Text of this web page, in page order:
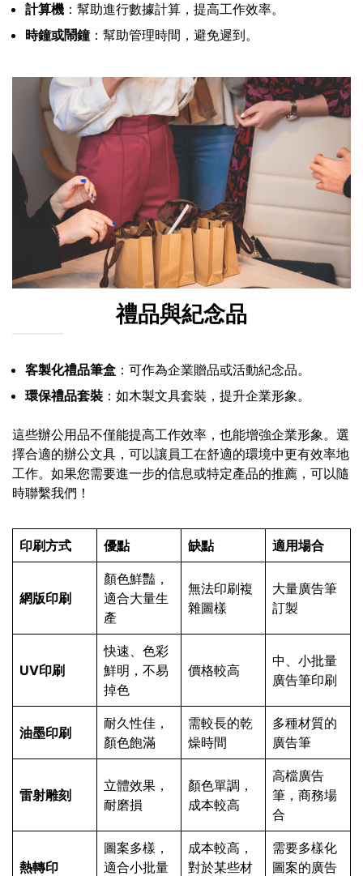
計算機 ：幫助進行數據計算，提高工作效率。
時鐘或鬧鐘：幫助管理時間，避免遲到。
禮品與紀念品
客製化禮品筆盒 ：可作為企業贈品或活動紀念品。
環保禮品套裝 ：如木製文具套裝，提升企業形象。
這些辦公用品不僅能提高工作效率，也能增強企業形象。選
擇合適的辦公文具，可以讓員工在舒適的環境中更有效率地
工作。如果您需要進一步的信息或特定產品的推薦，可以隨
時聯繫我們！
印刷方式 優點 缺點 適用場合
網版印刷
顏色鮮豔，
適合大量生
產
無法印刷複
雜圖樣
大量廣告筆
訂製
UV印刷
快速、色彩
鮮明，不易
掉色
價格較高
中、小批量
廣告筆印刷
油墨印刷
耐久性佳，
顏色飽滿
需較長的乾
燥時間
多種材質的
廣告筆
雷射雕刻
立體效果，
耐磨損
顏色單調，
成本較高
高檔廣告
筆，商務場
合
熱轉印
圖案多樣，
適合小批量
成本較高，
對於某些材
需要多樣化
圖案的廣告